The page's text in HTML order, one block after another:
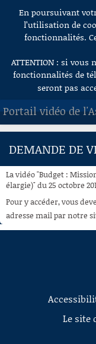
Aller au contenu
En poursuivant
l’utilisation de
fonctionnalités.
ATTENTION : si vous
fonctionnalités de
seront pas
Portail vidéo de
ACCUEIL
À LA DEMANDE
RECHERCHE
AIDE À LA DÉCOUPE
DEMANDE DE
La vidéo "Budget :
élargie)" du 25 octobre
Pour y accéder, vous
adresse mail par notre
Le site